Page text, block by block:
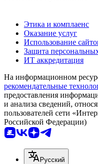
Этика и комплаенс
Оказание услуг
Использование
Защита
ИТ аккредитация
На информационном
рекомендательные
предоставления
и анализа сведений,
пользователей сети
Российской Федерации)
Русский